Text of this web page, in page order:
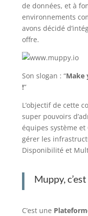
de données, et à
environnements
avons décidé
offre.
Son slogan : “Make
!”
L’objectif de cette
super pouvoirs
équipes système
gérer les
Disponibilité et
Muppy,
C’est une